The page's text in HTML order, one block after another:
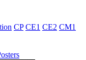
CP CE1 CE2 CM1